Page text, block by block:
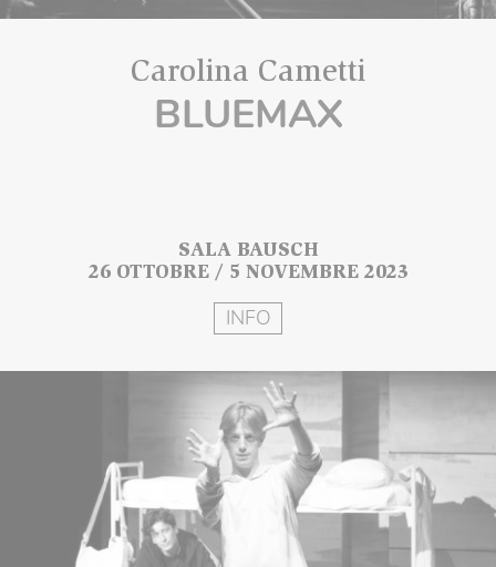
Carolina Cametti
BLUEMAX
SALA BAUSCH
26 OTTOBRE / 5 NOVEMBRE 2023
INFO